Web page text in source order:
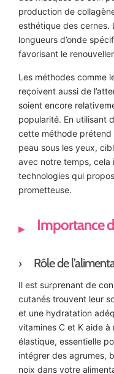
production de
esthétique des cernes.
longueurs d’onde
favorisant le
Les méthodes comme
reçoivent aussi de
soient encore
popularité. En utilisant
cette méthode
peau sous les yeux,
avec notre temps, cela
technologies qui
prometteuse.
Importance
Rôle de
Il est surprenant de
cutanés trouvent leur
et une hydratation
vitamines C et K aide
élastique, essentielle
intégrer des agrumes,
noix dans votre